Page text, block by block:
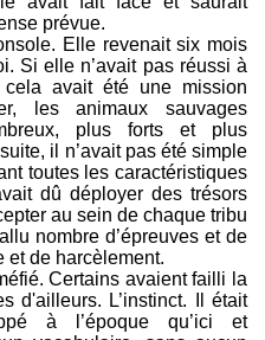
prévue.
Elle revenait six mois
Si elle n’avait pas réussi à
avait été une mission
les animaux sauvages
plus forts et plus
il n’avait pas été simple
toutes les caractéristiques
dû déployer des trésors
au sein de chaque tribu
nombre d’épreuves et de
et de harcèlement.
Certains avaient failli la
d'ailleurs. L’instinct. Il était
à l’époque qu’ici et